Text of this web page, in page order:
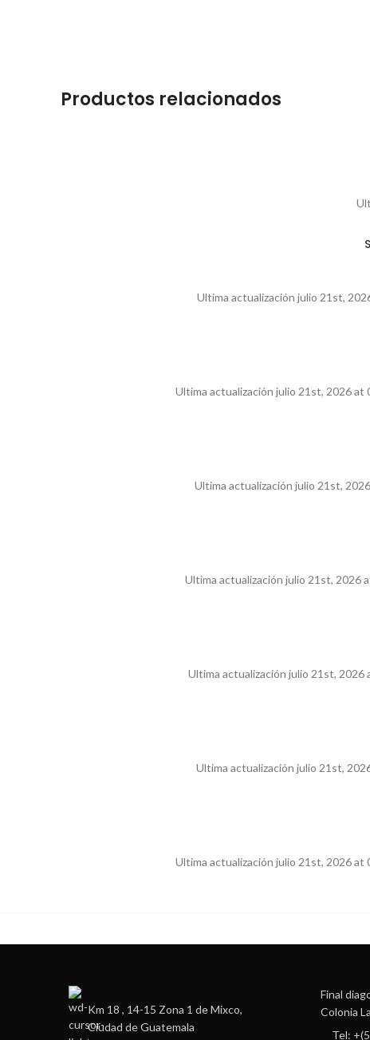
Productos relacionados
Ultima actualización julio 21st,
Ultima actualización julio 21st, 2026 at
Ultima actualización julio 21st,
Ultima actualización julio 21st, 2026
Ultima actualización julio 21st, 2026
Ultima actualización julio 21st,
Ultima actualización julio 21st, 2026 at
Km 18 , 14-15 Zona 1 de Mixco,
Ciudad de Guatemala
Final
Colonia
Tel: